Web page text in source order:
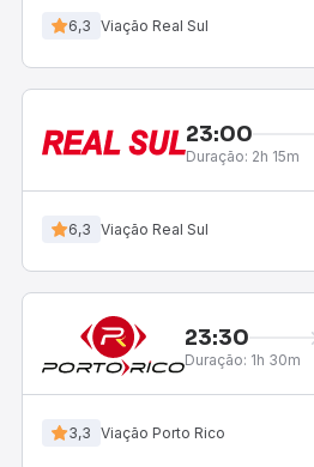
6,3 Viação Real Sul
23:00
Duração: 2h 15m
6,3 Viação Real Sul
23:30
Duração: 1h 30m
3,3 Viação Porto Rico